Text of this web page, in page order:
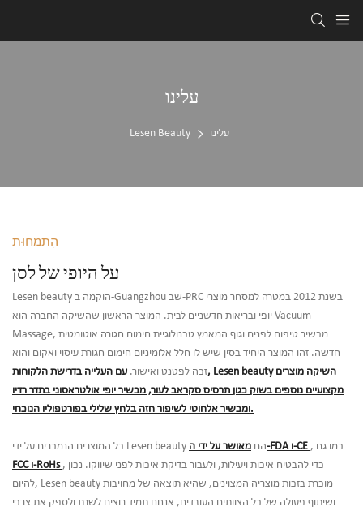
עלינו
Lesen Beauty עלינו
הִתמַחוּת
על היופי של לסן
Lesen beauty הוקמה ב-Guangzhou שב-PRC בשנת 2012 במטרה למסחר מוצרי
יופי ובריאות חדשניים לבית. המוצר הראשון שהשיקה החברה הוא Vacuum
Massage, מכשיר טיפוח לפנים וגוף המאמץ טכנולוגיית חימום חגורה אוטומטית
חדשה. זהו המוצר היחיד בסין שיש לו חלל אלומיניום חימום חגורת עיסוי ואקום והוא
זכה לפטנט ואישור. עם העלייה בדרישת הלקוחות, Lesen beauty השיקה מוצרים
מקצועיים נוספים בשוק כגון תרסיס סקראב לעור, מכשיר יופי אולטראסוני בתדר רדיו
ומכשיר אלחוטי לשיפור חזה בלחץ שלילי בפורטפוליו הנוכחי.
כל המוצרים הנמכרים על ידי Lesen beauty הם מאושר על ידי ה-FDA ו-CE
, כמו גם
FCC ו-RoHs , כדי להבטיח איכות ויעילות, ולעבור בדיקת איכות לפני שיווקו. נכון
להיום, Lesen beauty מוכרת בזכות מוצריה המצוינים, שהיא תוצאה של מחויבות
ושיתוף פעולה של כל הצוותים העובדים, אנחנו תמיד רוצים לשרת ולספק את צרכי